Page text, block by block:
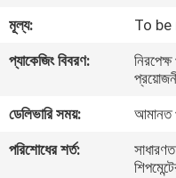
পরিদর্শন
নিয়ন্ত্রণ
মূল্য:
To
প্যাকেজিং বিবরণ:
ডেলিভারি সময়:
আমানত
পরিশোধের শর্ত: